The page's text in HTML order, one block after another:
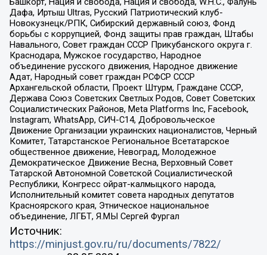
Дафа, Иртыш Ultras, Русский Патриотический клуб-
Новокузнецк/РПК, Сибирский державный союз, Фонд
борьбы с коррупцией, Фонд защиты прав граждан, Штабы
Навального, Совет граждан СССР Прикубанского округа г.
Краснодара, Мужское государство, Народное
объединение русского движения, Народное движение
Адат, Народный совет граждан РСФСР СССР
Архангельской области, Проект Штурм, Граждане СССР,
Держава Союз Советских Светлых Родов, Совет Советских
Социалистических Районов, Meta Platforms Inc, Facebook,
Instagram, WhatsApp, СИЧ-С14, Добровольческое
Движение Организации украинских националистов, Черный
Комитет, Татарстанское Региональное Всетатарское
общественное движение, Невоград, Молодежное
Демократическое Движение Весна, Верховный Совет
Татарской Автономной Советской Социалистической
Республики, Конгресс ойрат-калмыцкого народа,
Исполнительный комитет совета народных депутатов
Красноярского края, Этническое национальное
объединение, ЛГБТ, Я.МЫ Сергей Фургал
Источник:
https://minjust.gov.ru/ru/documents/7822/